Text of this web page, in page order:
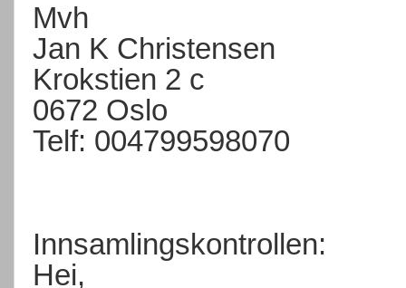
Mvh
Jan K Christensen
Krokstien 2 c
0672 Oslo
Telf: 004799598070
Innsamlingskontrollen:
Hei,